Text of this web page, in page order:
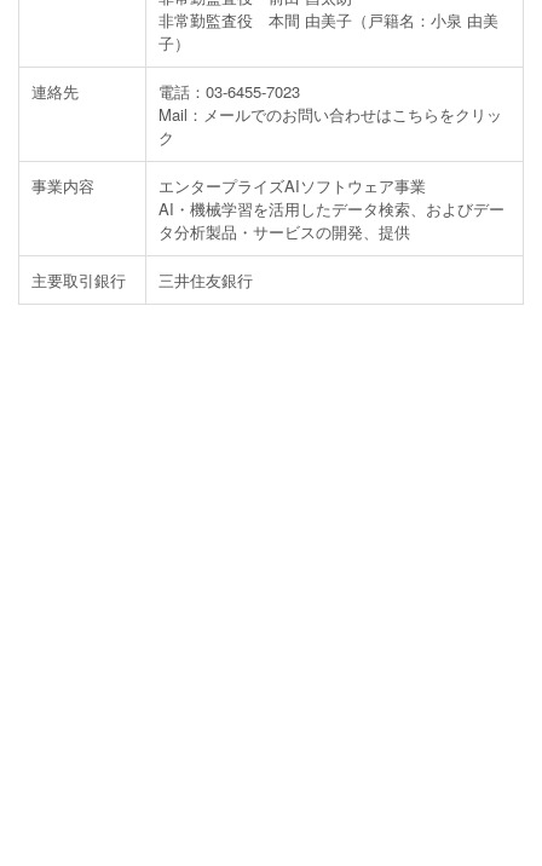
非常勤監査役 本間 由美子（戸籍名：小泉 由美
子）
連絡先
電話：03-6455-7023
Mail： メールでのお問い合わせはこちらをクリッ
ク
事業内容
エンタープライズAIソフトウェア事業
AI・機械学習を活用したデータ検索、およびデー
タ分析製品・サービスの開発、提供
主要取引銀行 三井住友銀行